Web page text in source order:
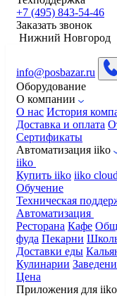
+7 (495) 843-54-46
Заказать звонок
Нижний Новгород
info@posbazar.ru
Оборудование
О компании
О нас История
Доставка и оплата
Сертификаты
Автоматизация iiko
iiko
Купить iiko iiko cloud
Обучение
Техническая
Автоматизация
Ресторана Кафе
фуда Пекарни
Доставки еды
Кулинарии
Цена
Приложения для iiko